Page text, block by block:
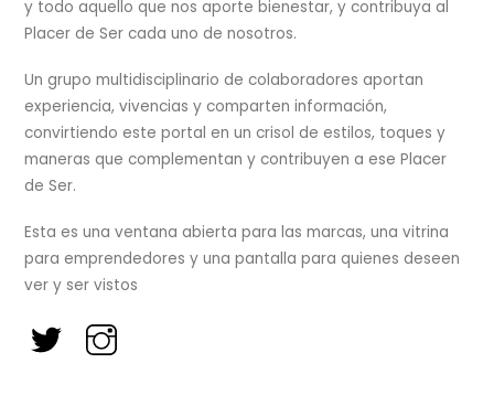
y todo aquello que nos aporte bienestar, y contribuya al
Placer de Ser cada uno de nosotros.
Un grupo multidisciplinario de colaboradores aportan
experiencia, vivencias y comparten información,
convirtiendo este portal en un crisol de estilos, toques y
maneras que complementan y contribuyen a ese Placer
de Ser.
Esta es una ventana abierta para las marcas, una vitrina
para emprendedores y una pantalla para quienes deseen
ver y ser vistos